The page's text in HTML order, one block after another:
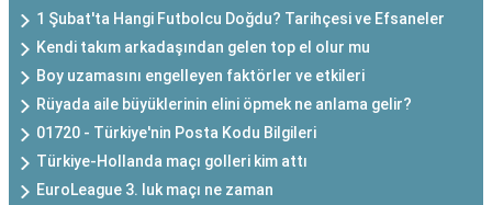
1 Şubat'ta Hangi Futbolcu Doğdu? Tarihçesi ve Efsaneler
Kendi takım arkadaşından gelen top el olur mu
Boy uzamasını engelleyen faktörler ve etkileri
Rüyada aile büyüklerinin elini öpmek ne anlama gelir?
01720 - Türkiye'nin Posta Kodu Bilgileri
Türkiye-Hollanda maçı golleri kim attı
EuroLeague 3. luk maçı ne zaman